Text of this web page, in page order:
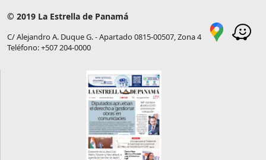
© 2019 La Estrella de Panamá
C/ Alejandro A. Duque G. - Apartado 0815-00507, Zona 4
Teléfono: +507 204-0000